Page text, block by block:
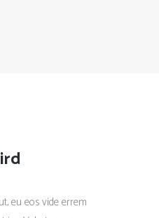
eu eos vide errem